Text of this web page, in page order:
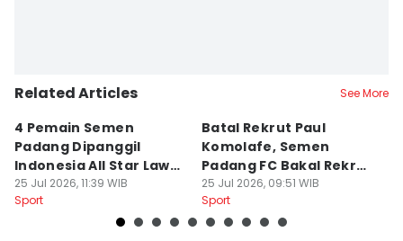
Related Articles See More
4 Pemain Semen
Padang Dipanggil
Indonesia All Star Lawan
Aston Villa
25 Jul 2026, 11:39 WIB
Sport
Batal Rekrut Paul
Komolafe, Semen
Padang FC Bakal Rekrut
Striker Baru
25 Jul 2026, 09:51 WIB
Sport